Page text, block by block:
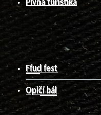
Pivná turistika
Ffud fest
Opičí bál